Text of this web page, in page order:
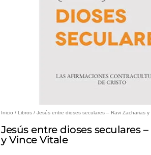
Inicio / Libros / Jesús entre dioses seculares – Ravi Zacharias y
Jesús entre dioses seculares
y Vince Vitale